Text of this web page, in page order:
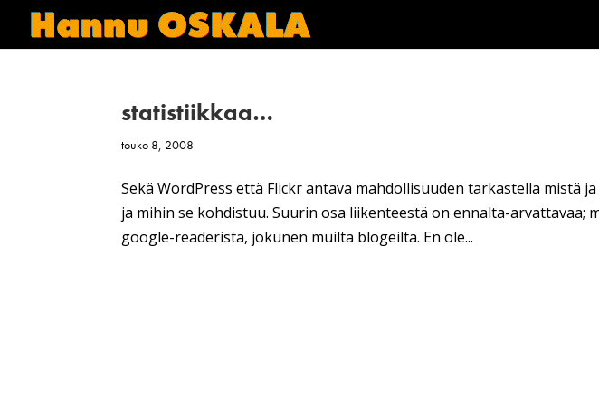
statistiikkaa…
touko 8, 2008
Sekä WordPress että Flickr antava mahdollisuuden tarkastella mistä
ja mihin se kohdistuu. Suurin osa liikenteestä on ennalta-arvattavaa;
google-readerista, jokunen muilta blogeilta. En ole...